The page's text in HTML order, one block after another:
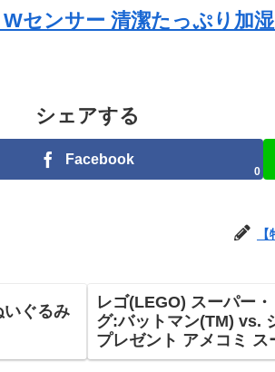
センサー 清潔たっぷり加
シェアする
Facebook
0
いぐるみ
レゴ(LEGO) スーパー
グ:バットマン(TM) vs.
プレゼント アメコミ